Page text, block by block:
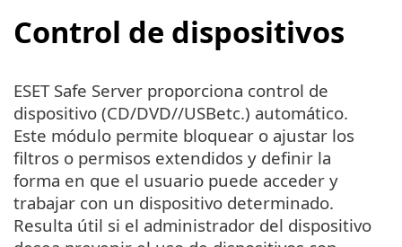
Control de dispositivos
ESET Safe Server proporciona control de
dispositivo (CD/DVD//USBetc.) automático.
Este módulo permite bloquear o ajustar los
filtros o permisos extendidos y definir la
forma en que el usuario puede acceder y
trabajar con un dispositivo determinado.
Resulta útil si el administrador del dispositivo